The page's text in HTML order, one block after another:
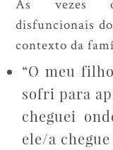
disfuncionais
contexto da
“O meu
sofri para
cheguei
ele/a